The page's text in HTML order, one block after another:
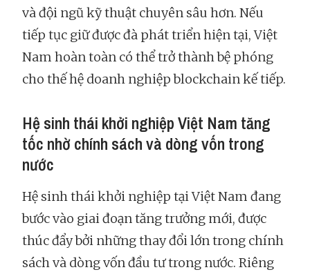
và đội ngũ kỹ thuật chuyên sâu hơn. Nếu
tiếp tục giữ được đà phát triển hiện tại, Việt
Nam hoàn toàn có thể trở thành bệ phóng
cho thế hệ doanh nghiệp blockchain kế tiếp.
Hệ sinh thái khởi nghiệp Việt Nam tăng
tốc nhờ chính sách và dòng vốn trong
nước
Hệ sinh thái khởi nghiệp tại Việt Nam đang
bước vào giai đoạn tăng trưởng mới, được
thúc đẩy bởi những thay đổi lớn trong chính
sách và dòng vốn đầu tư trong nước. Riêng